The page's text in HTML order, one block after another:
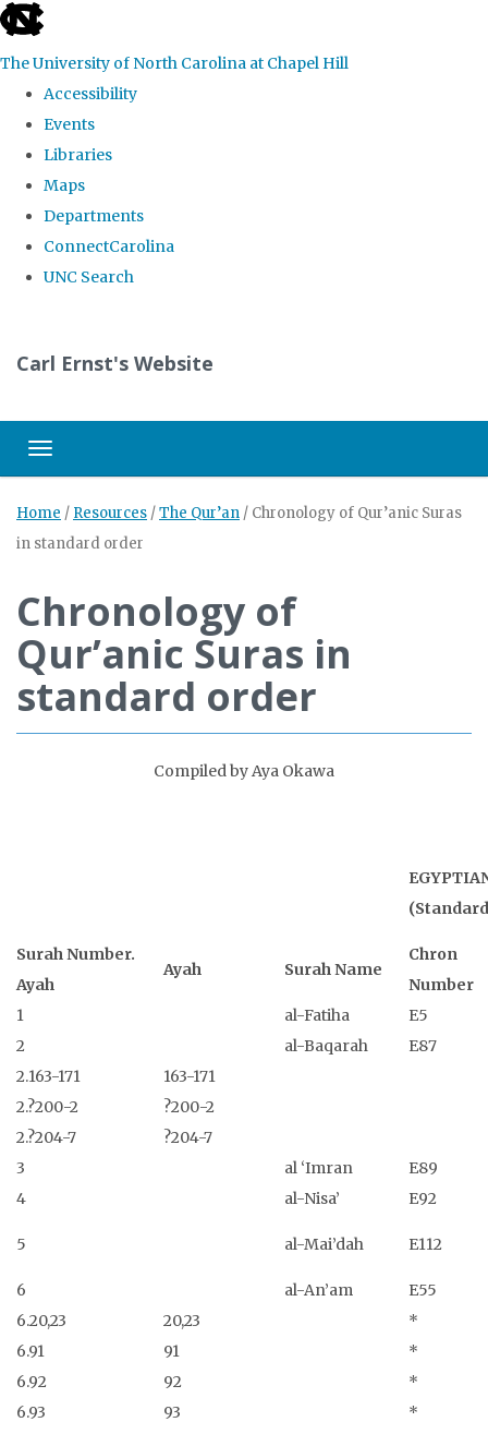
skip
the
global
The University of North Carolina at Chapel Hill
Accessibility
Events
Libraries
Maps
Departments
ConnectCarolina
UNC Search
Carl Ernst's Website
Toggle navigation
Home / Resources /The Qur’an / Chronology of Qur’anic Suras
in standard order
Chronology of
Qur’anic Suras in
standard order
Compiled by Aya Okawa
Surah Number.
Ayah
Ayah Surah Name
Chron
Number
1
al-Fatiha
E5
2
al-Baqarah
E87
2.163-171
163-171
2.?200-2
?200-2
2.?204-7
?204-7
3
al ‘Imran
E89
4
al-Nisa’ E92
5 al-Mai’dah E112
6 al-An’am
E55
6.20,23
20,23
*
6.91
91
*
6.92
92
*
6.93
93
*